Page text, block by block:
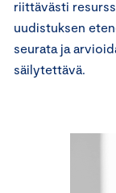
riittävästi
uudistuksen
seurata ja
säilytettävä.